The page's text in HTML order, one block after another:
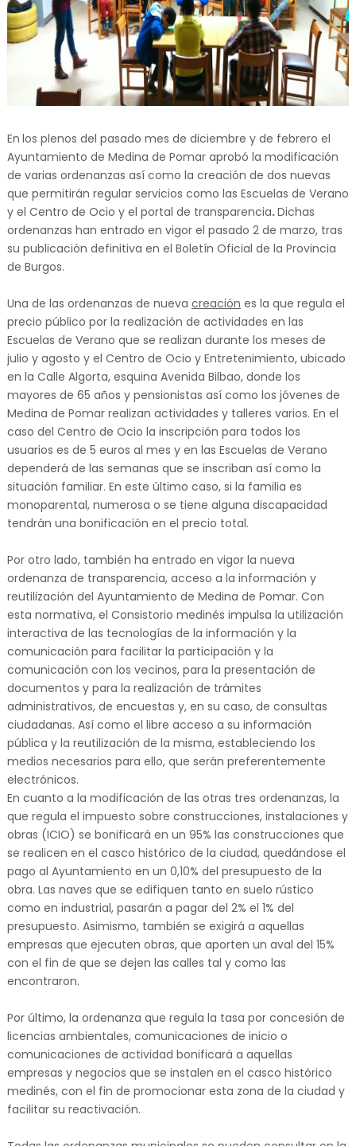
En los plenos del pasado mes de diciembre y de febrero el
Ayuntamiento de Medina de Pomar aprobó la modificación
de varias ordenanzas así como la creación de dos nuevas
que permitirán regular servicios como las Escuelas de Verano
y el Centro de Ocio y el portal de transparencia.Dichas
ordenanzas han entrado en vigor el pasado 2 de marzo, tras
su publicación definitiva en el Boletín Oficial de la Provincia
de Burgos.
Una de las ordenanzas de nueva creación es la que regula el
precio público por la realización de actividades en las
Escuelas de Verano que se realizan durante los meses de
julio y agosto y el Centro de Ocio y Entretenimiento, ubicado
en la Calle Algorta, esquina Avenida Bilbao, donde los
mayores de 65 años y pensionistas así como los jóvenes de
Medina de Pomar realizan actividades y talleres varios. En el
caso del Centro de Ocio la inscripción para todos los
usuarios es de 5 euros al mes y en las Escuelas de Verano
dependerá de las semanas que se inscriban así como la
situación familiar. En este último caso, si la familia es
monoparental, numerosa o se tiene alguna discapacidad
tendrán una bonificación en el precio total.
Por otro lado, también ha entrado en vigor la nueva
ordenanza de transparencia, acceso a la información y
reutilización del Ayuntamiento de Medina de Pomar. Con
esta normativa, el Consistorio medinés impulsa la utilización
interactiva de las tecnologías de la información y la
comunicación para facilitar la participación y la
comunicación con los vecinos, para la presentación de
documentos y para la realización de trámites
administrativos, de encuestas y, en su caso, de consultas
ciudadanas. Así como el libre acceso a su información
pública y la reutilización de la misma, estableciendo los
medios necesarios para ello, que serán preferentemente
electrónicos.
En cuanto a la modificación de las otras tres ordenanzas, la
que regula el impuesto sobre construcciones, instalaciones y
obras (ICIO) se bonificará en un 95% las construcciones que
se realicen en el casco histórico de la ciudad, quedándose el
pago al Ayuntamiento en un 0,10% del presupuesto de la
obra. Las naves que se edifiquen tanto en suelo rústico
como en industrial, pasarán a pagar del 2% el 1% del
presupuesto. Asimismo, también se exigirá a aquellas
empresas que ejecuten obras, que aporten un aval del 15%
con el fin de que se dejen las calles tal y como las
encontraron.
Por último, la ordenanza que regula la tasa por concesión de
licencias ambientales, comunicaciones de inicio o
comunicaciones de actividad bonificará a aquellas
empresas y negocios que se instalen en el casco histórico
medinés, con el fin de promocionar esta zona de la ciudad y
facilitar su reactivación.